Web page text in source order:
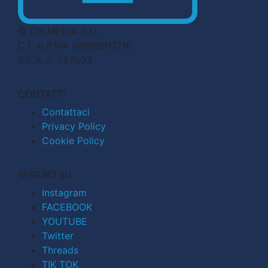
© CN MEDIA S.r.l.
C.F. e P.IVA 04998911210
R.E.A. n. 727803
CONTATTI
Contattaci
Privacy Policy
Cookie Policy
SEGUICI SU
Instagram
FACEBOOK
YOUTUBE
Twitter
Threads
TIK TOK